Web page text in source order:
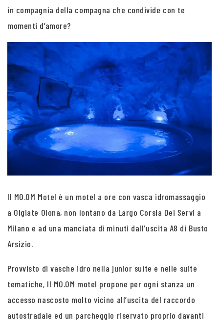
in compagnia della compagna che condivide con te
momenti d’amore?
Il MO.OM Motel è un motel a ore con vasca idromassaggio
a Olgiate Olona, non lontano da Largo Corsia Dei Servi a
Milano e ad una manciata di minuti dall’uscita A8 di Busto
Arsizio.
Provvisto di vasche idro nella junior suite e nelle suite
tematiche, Il MO.OM motel propone per ogni stanza un
accesso nascosto molto vicino all’uscita del raccordo
autostradale ed un parcheggio riservato proprio davanti